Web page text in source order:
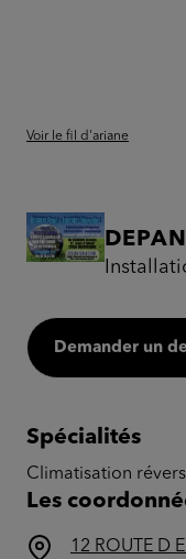
Voir le fil d'ariane
Demander un
Spécialités
Climatisation
Les
12 ROUTE D